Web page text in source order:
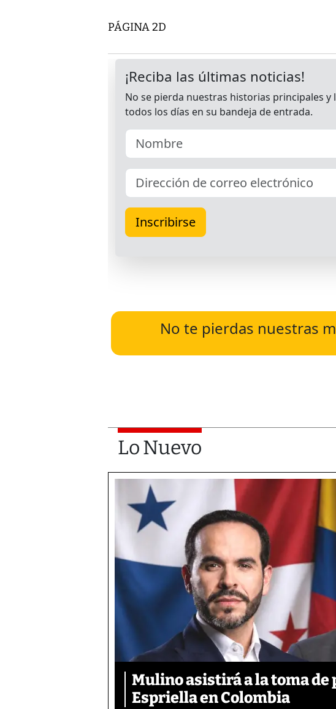
PÁGINA 2D
No te pierdas nuestras
Lo Nuevo
Mulino asistirá a la toma de
Espriella en Colombia